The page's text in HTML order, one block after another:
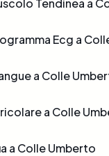
Ecg a
a Colle
a Colle
a Colle Umberto